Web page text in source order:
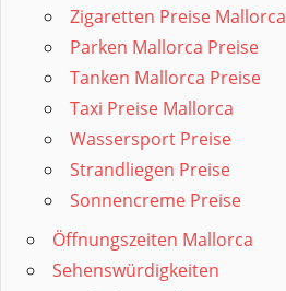
Zigaretten Preise Mallorca
Parken Mallorca Preise
Tanken Mallorca Preise
Taxi Preise Mallorca
Wassersport Preise
Strandliegen Preise
Sonnencreme Preise
Öffnungszeiten Mallorca
Sehenswürdigkeiten